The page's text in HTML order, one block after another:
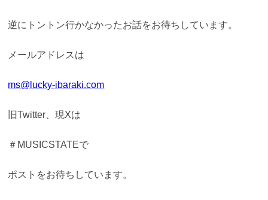
逆にトントン行かなかったお話をお待ちしています。
メールアドレスは
ms@lucky-ibaraki.com
旧Twitter、現Xは
＃MUSICSTATEで
ポストをお待ちしています。